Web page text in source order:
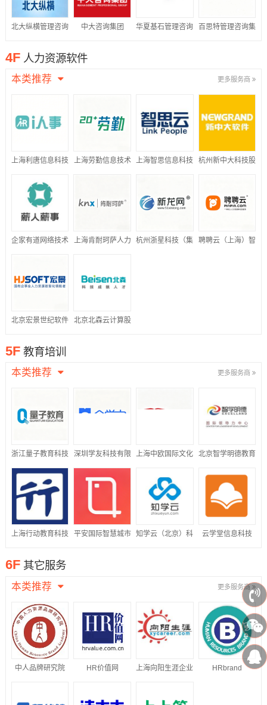
北大纵横管理咨询 中大咨询集团 华夏基石管理咨询 百思特管理咨询集
4F 人力资源软件
本类推荐 更多服务商
上海利唐信息科技 上海劳勤信息技术 上海智思信息科技 杭州新中大科技股
企家有道网络技术 上海肯耐珂萨人力
公司
杭州浙星科技（集 聘聘云（上海）智
北京宏景世纪软件 北京北森云计算股
5F 教育培训
本类推荐 更多服务商
浙江量子教育科技
股份有限公司
深圳学友科技有限 上海中欧国际文化 北京智学明德教育
上海行动教育科技 平安国际智慧城市 知学云（北京）科 云学堂信息科技
6F 其它服务
本类推荐 更多服务商
中人品牌研究院 HR价值网 上海向阳生涯企业 HRbrand